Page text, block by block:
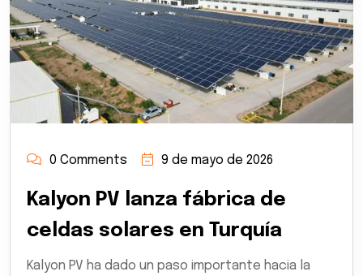
0 Comments 9 de mayo de 2026
Kalyon PV lanza fábrica de
celdas solares en Turquía
Kalyon PV ha dado un paso importante hacia la